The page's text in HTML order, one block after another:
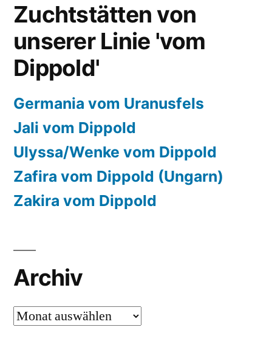
Zuchtstätten von
unserer Linie 'vom
Dippold'
Germania vom Uranusfels
Jali vom Dippold
Ulyssa/Wenke vom Dippold
Zafira vom Dippold (Ungarn)
Zakira vom Dippold
Archiv
Archiv